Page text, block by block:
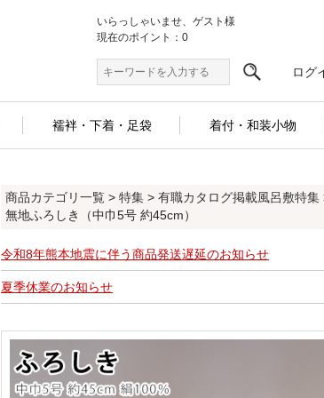
いらっしゃいませ、ゲスト様
現在のポイント：0
ログ
襦袢・下着・足袋 着付・和装小物
商品カテゴリ一覧 > 特集 > 有職カタログ掲載風呂敷特集
無地ふろしき（中巾5号 約45cm）
令和8年熊本地震に伴う商品発送遅延のお知らせ
夏季休業のお知らせ